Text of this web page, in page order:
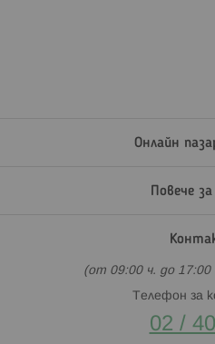
Онлайн
Повече
(от 09:00 ч. до
Телефон за
02 /